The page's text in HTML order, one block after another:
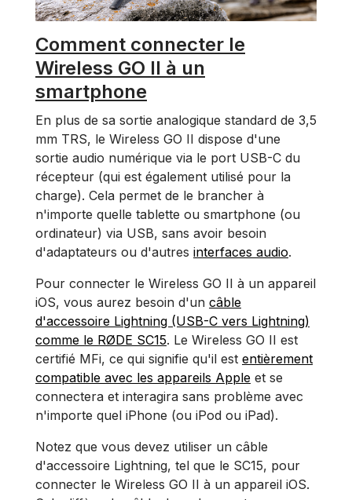
Comment connecter le
Wireless GO II à un
smartphone
En plus de sa sortie analogique standard de 3,5
mm TRS, le Wireless GO II dispose d'une
sortie audio numérique via le port USB-C du
récepteur (qui est également utilisé pour la
charge). Cela permet de le brancher à
n'importe quelle tablette ou smartphone (ou
ordinateur) via USB, sans avoir besoin
d'adaptateurs ou d'autres interfaces audio.
Pour connecter le Wireless GO II à un appareil
iOS, vous aurez besoin d'un câble
d'accessoire Lightning (USB-C vers Lightning)
comme le RØDE SC15. Le Wireless GO II est
certifié MFi, ce qui signifie qu'il est entièrement
compatible avec les appareils Apple et se
connectera et interagira sans problème avec
n'importe quel iPhone (ou iPod ou iPad).
Notez que vous devez utiliser un câble
d'accessoire Lightning, tel que le SC15, pour
connecter le Wireless GO II à un appareil iOS.